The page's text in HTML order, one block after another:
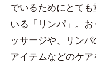
でいるためにとて
いる「リンパ」。
ッサージや、リン
アイテムなどのケ